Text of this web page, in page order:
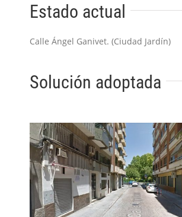
Estado actual
Calle Ángel Ganivet. (Ciudad Jardín)
Solución adoptada